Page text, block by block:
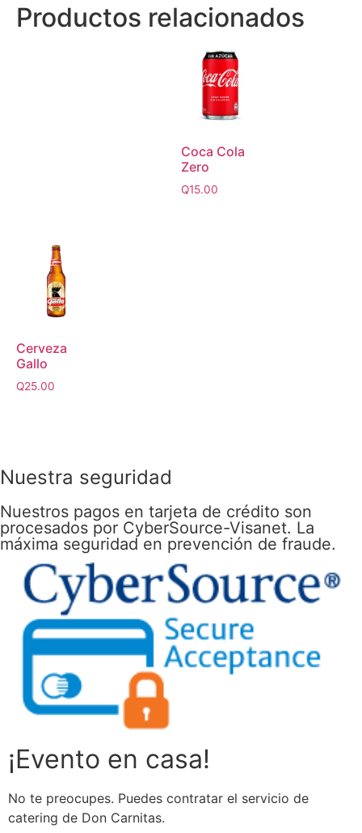
Productos relacionados
Coca Cola
Zero
Q15.00
Cerveza
Gallo
Q25.00
Nuestra seguridad
Nuestros pagos en tarjeta de crédito son
procesados por CyberSource-Visanet. La
máxima seguridad en prevención de fraude.
¡Evento en casa!
No te preocupes. Puedes contratar el servicio de
catering de Don Carnitas.